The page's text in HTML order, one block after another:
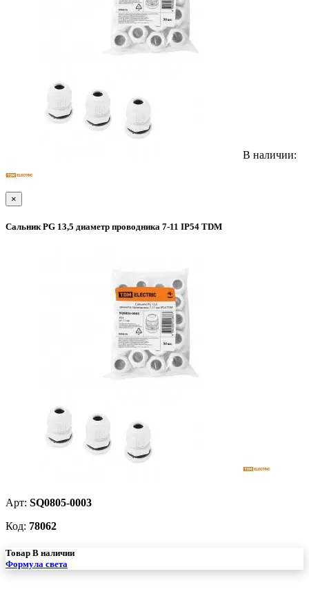
В наличии:
×
Сальник PG 13,5 диаметр проводника 7-11 IP54 TDM
Арт: SQ0805-0003
Код: 78062
Товар В наличии
Формула света